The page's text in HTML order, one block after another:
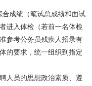
成绩（笔试总成绩和面试
进入体检（若前一名体检
参考公务员残疾人招录有
的要求，统一组织到指定
员的思想政治素质、遵